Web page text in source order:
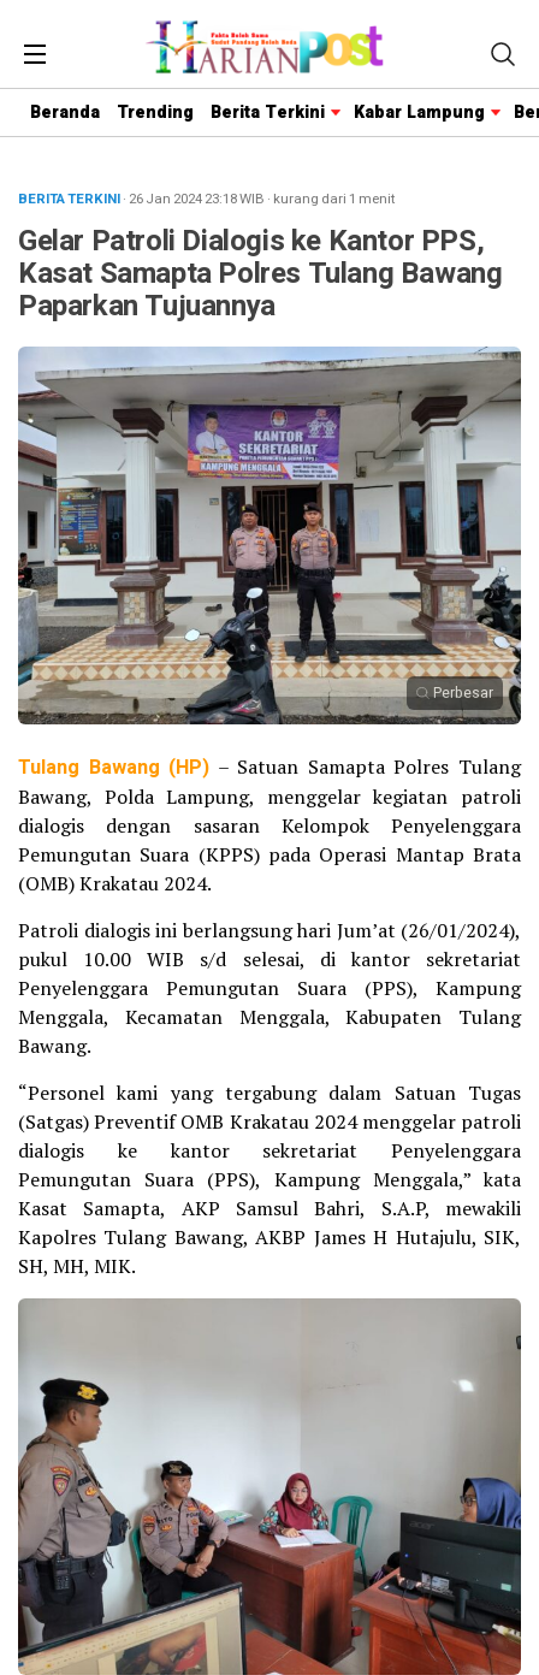
Beranda Trending Berita Terkini Kabar Lampung
BERITA TERKINI· 26 Jan 202423:18WIB · kurang dari 1 menit
Gelar Patroli Dialogis ke Kantor PPS,
Kasat Samapta Polres Tulang Bawang
Paparkan Tujuannya
Perbesar
Tulang Bawang (HP) – Satuan Samapta Polres Tulang
Bawang, Polda Lampung, menggelar kegiatan patroli
dialogis dengan sasaran Kelompok Penyelenggara
Pemungutan Suara (KPPS) pada Operasi Mantap Brata
(OMB) Krakatau 2024.
Patroli dialogis ini berlangsung hari Jum’at (26/01/2024),
pukul 10.00 WIB s/d selesai, di kantor sekretariat
Penyelenggara Pemungutan Suara (PPS), Kampung
Menggala, Kecamatan Menggala, Kabupaten Tulang
Bawang.
“Personel kami yang tergabung dalam Satuan Tugas
(Satgas) Preventif OMB Krakatau 2024 menggelar patroli
dialogis ke kantor sekretariat Penyelenggara
Pemungutan Suara (PPS), Kampung Menggala,” kata
Kasat Samapta, AKP Samsul Bahri, S.A.P, mewakili
Kapolres Tulang Bawang, AKBP James H Hutajulu, SIK,
SH, MH, MIK.